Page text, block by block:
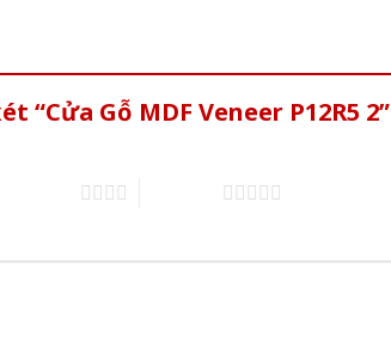
Gỗ MDF Veneer P12R5 2”